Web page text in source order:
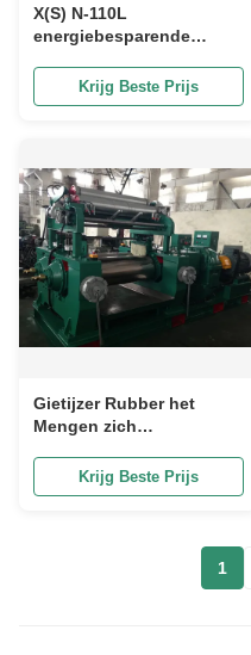
X(S) N-110L
energiebesparende
bespaart arbeid, laag
falen, ononderbroken
Krijg Beste Prijs
Gietijzer Rubber het
Mengen zich
Roloppervlakte
Krijg Beste Prijs
1